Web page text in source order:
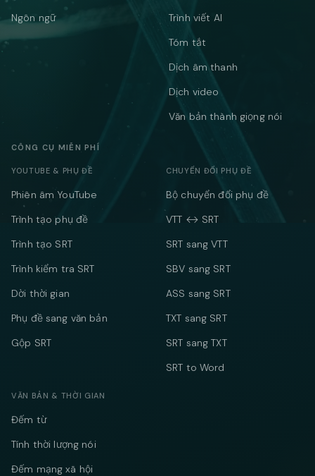
Ngôn ngữ
Trình viết AI
Tóm tắt
Dịch âm thanh
Dịch video
Văn bản thành giọng nói
CÔNG CỤ MIỄN PHÍ
YOUTUBE & PHỤ ĐỀ
Phiên âm YouTube
Trình tạo phụ đề
Trình tạo SRT
Trình kiểm tra SRT
Dời thời gian
Phụ đề sang văn bản
Gộp SRT
CHUYỂN ĐỔI PHỤ ĐỀ
Bộ chuyển đổi phụ đề
VTT ↔ SRT
SRT sang VTT
SBV sang SRT
ASS sang SRT
TXT sang SRT
SRT sang TXT
SRT to Word
VĂN BẢN & THỜI GIAN
Đếm từ
Tính thời lượng nói
Đếm mạng xã hội